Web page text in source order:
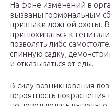
На фоне изменений в
вызваны гормональным
признаки ложной охоты.
принюхиваться к
позволять либо
спинную садку,
и отказываться от еды.
В силу возникновения
вероятность